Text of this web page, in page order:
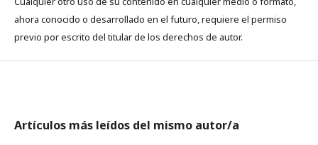
ahora conocido o desarrollado en el futuro, requiere el permiso
previo por escrito del titular de los derechos de autor.
Artículos más leídos del mismo autor/a